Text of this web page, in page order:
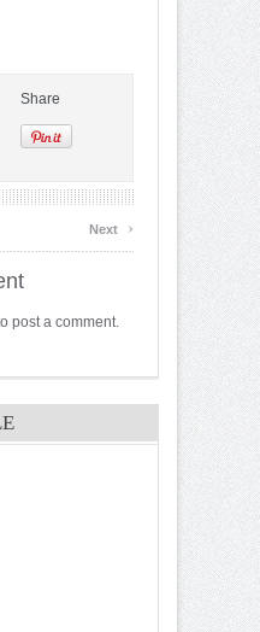
Share
Next ›
post a comment.